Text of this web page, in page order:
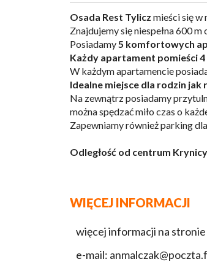
Osada Rest Tylicz mieści się
Znajdujemy się niespełna 600
Posiadamy5 komfortowych
Każdy apartament pomieści 4
W każdym apartamencie
Idealne miejsce dla rodzin jak
Na zewnątrz posiadamy
można spędzać miło czas o
Zapewniamy również parking
Odległość od centrum
WIĘCEJ INFORMACJI
więcej informacji na
e-mail: